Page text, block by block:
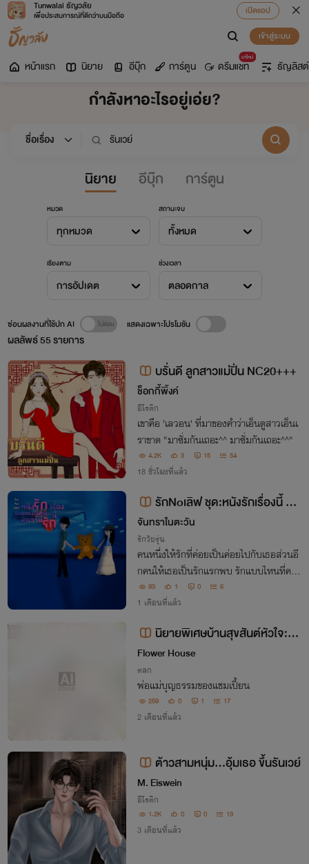
Tunwalai ธัญวลัย
เพื่อประสบการณ์ที่ดีกว่าบนมือถือ
เปิดแอป
เข้าสู่ระบบ
หน้าแรก นิยาย อีบุ๊ก การ์ตูน
มาใหม่
ดรีมแชท ธัญลิสต์
กำลังหาอะไรอยู่เอ่ย?
นิยาย อีบุ๊ก การ์ตูน
หมวด
ทุกหมวด
สถานะจบ
ทั้งหมด
เรียงตาม
การอัปเดต
ช่วงเวลา
ตลอดกาล
ผลลัพธ์55รายการ
ซ่อนผลงานที่ใช้ปก AI แสดงเฉพาะโปรโมชัน
บรั่นดี ลูกสาวแม่ปิ่น NC20+++
ช็อกกี้พิ้งค์
อีโรติก
เขาคือ 'เลวอน' ที่มาของคำว่าเอ็นดูสาวเอ็นเ
ราขาด "มาซั่มกันเถอะ^^ มาซั่มกันเถอะ^^"
4.2K 3 15 54
18 ชั่วโมงที่แล้ว
รักNoเลิฟ ชุด:หนังรักเรื่องนี้ นัก
แสดง(ไม่เคย)มีความรัก
จันทราในตะวัน
รักวัยรุ่น
คนหนึ่งให้รักที่ค่อยเป็นค่อยไปกับเธอส่วนอี
กคนให้เธอเป็นรักแรกพบ รักแบบไหนที่คน
ที่ไม่เคยมีความรักอย่าง‘เต้าหู้’ถึงจะเลือกกัน
นะ?
83 1 0 6
1 เดือนที่แล้ว
นิยายพิเศษบ้านสุขสันต์หัวใจ:ชม
พู่กับรันเวย์
Flower House
ตลก
พ่อแม่บุญธรรมของแชมเปี้ยน
259 0 1 17
2 เดือนที่แล้ว
ต้าวสามหนุ่ม…อุ้มเธอ ขึ้นรันเวย์
M. Eiswein
อีโรติก
1.2K 0 0 13
3 เดือนที่แล้ว